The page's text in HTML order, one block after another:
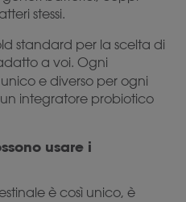
stessi.
standard per la scelta di
a voi. Ogni
e diverso per ogni
integratore probiotico
usare i
è così unico, è